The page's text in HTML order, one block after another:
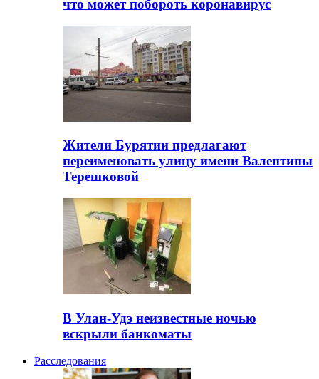
что может побороть коронавирус
Жители Бурятии предлагают
переименовать улицу имени Валентины
Терешковой
В Улан-Удэ неизвестные ночью
вскрыли банкоматы
Расследования